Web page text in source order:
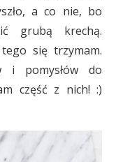
a co nie, bo
grubą krechą.
się trzymam.
i pomysłów do
część z nich! :)